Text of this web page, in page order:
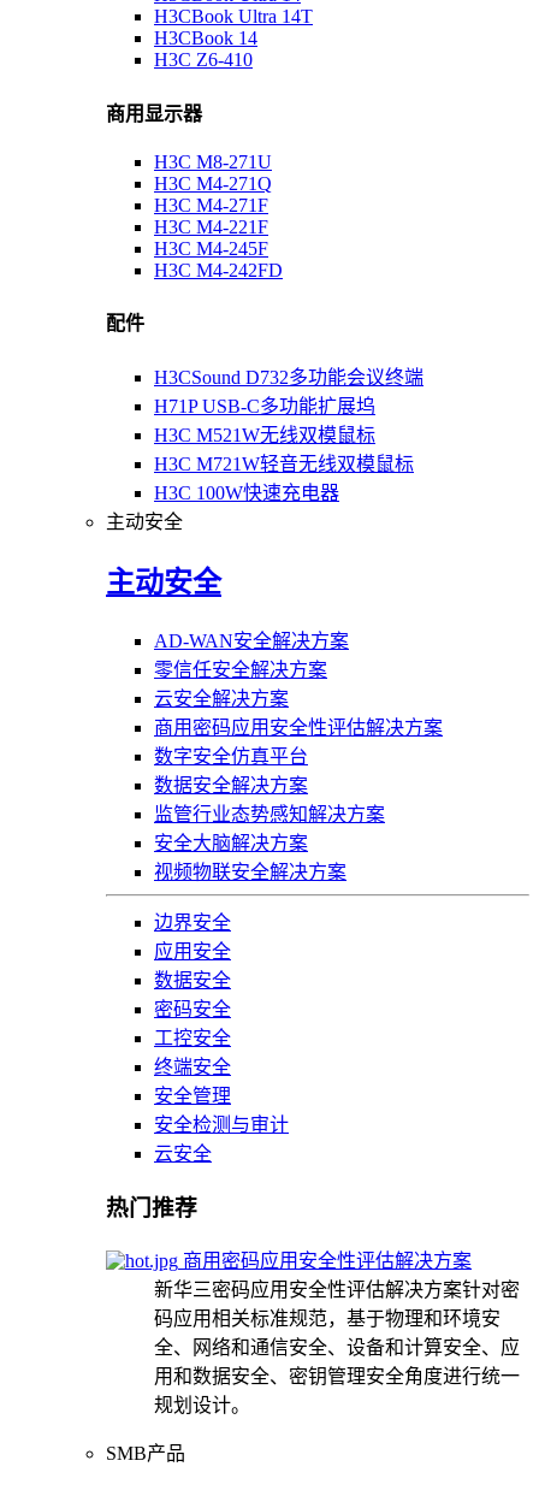
H3CBook Ultra 14T
H3CBook 14
H3C Z6-410
商用显示器
H3C M8-271U
H3C M4-271Q
H3C M4-271F
H3C M4-221F
H3C M4-245F
H3C M4-242FD
配件
H3CSound D732多功能会议终端
H71P USB-C多功能扩展坞
H3C M521W无线双模鼠标
H3C M721W轻音无线双模鼠标
H3C 100W快速充电器
主动安全
主动安全
AD-WAN安全解决方案
零信任安全解决方案
云安全解决方案
商用密码应用安全性评估解决方案
数字安全仿真平台
数据安全解决方案
监管行业态势感知解决方案
安全大脑解决方案
视频物联安全解决方案
边界安全
应用安全
数据安全
密码安全
工控安全
终端安全
安全管理
安全检测与审计
云安全
热门推荐
商用密码应用安全性评估解决方案
新华三密码应用安全性评估解决方案针对密
码应用相关标准规范，基于物理和环境安
全、网络和通信安全、设备和计算安全、应
用和数据安全、密钥管理安全角度进行统一
规划设计。
SMB产品